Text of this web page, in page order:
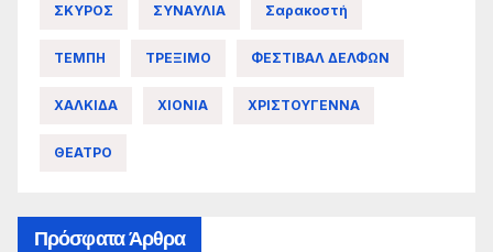
ΣΚΥΡΟΣ ΣΥΝΑΥΛΙΑ Σαρακοστή
ΤΕΜΠΗ ΤΡΕΞΙΜΟ ΦΕΣΤΙΒΑΛ ΔΕΛΦΩΝ
ΧΑΛΚΙΔΑ ΧΙΟΝΙΑ ΧΡΙΣΤΟΥΓΕΝΝΑ
ΘΕΑΤΡΟ
Πρόσφατα Άρθρα